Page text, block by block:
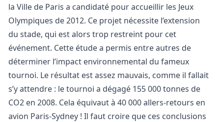
la Ville de Paris a candidaté pour accueillir les Jeux
Olympiques de 2012. Ce projet nécessite l’extension
du stade, qui est alors trop restreint pour cet
événement. Cette étude a permis entre autres de
déterminer l’impact environnemental du fameux
tournoi. Le résultat est assez mauvais, comme il fallait
s’y attendre : le tournoi a dégagé 155 000 tonnes de
CO2 en 2008. Cela équivaut à 40 000 allers-retours en
avion Paris-Sydney ! Il faut croire que ces conclusions